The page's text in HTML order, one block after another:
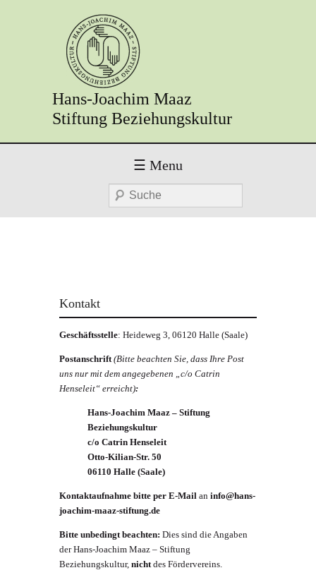
Hans-Joachim Maaz
Stiftung Beziehungskultur
☰ Menu
Suche
Kontakt
Geschäftsstelle: Heideweg 3, 06120 Halle (Saale)
Postanschrift(Bitte beachten Sie, dass Ihre Post
uns nur mit dem angegebenen „c/o Catrin
Henseleit“ erreicht):
Hans-Joachim Maaz – Stiftung
Beziehungskultur
c/o Catrin Henseleit
Otto-Kilian-Str. 50
06110 Halle (Saale)
Kontaktaufnahme bitte per E-Mail an info@hans-
joachim-maaz-stiftung.de
Bitte unbedingt beachten: Dies sind die Angaben
der Hans-Joachim Maaz – Stiftung
Beziehungskultur, nichtdes Fördervereins.